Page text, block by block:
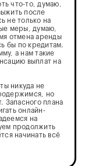
что-то, думаю,
после
не только на
меры, думаю,
отмена аренды
бы по кредитам.
а нам такие
выплат на
никуда не
но
Запасного плана
онлайн-
на
продолжить
начинать всё